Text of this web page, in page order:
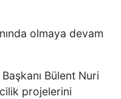
olmaya devam
Bülent Nuri
projelerini